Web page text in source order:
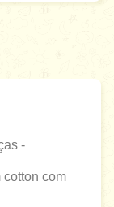
-
cotton com